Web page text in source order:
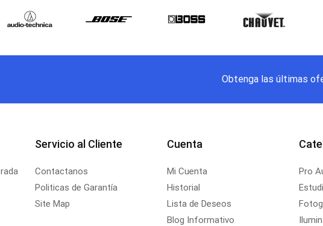
Obtenga las últimas
Servicio al Cliente
Contactanos
Politicas de Garantía
Site Map
Cuenta
Mi Cuenta
Historial
Lista de Deseos
Blog Informativo
Pro